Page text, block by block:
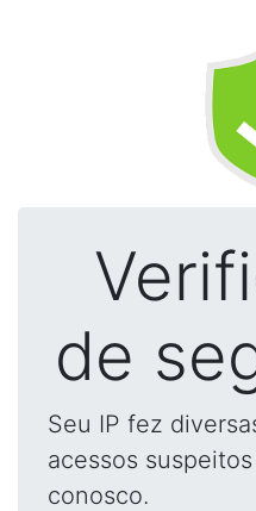
de
Seu IP fez
acessos
conosco.